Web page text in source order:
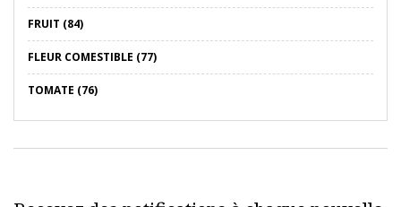
FRUIT (84)
FLEUR COMESTIBLE (77)
TOMATE (76)